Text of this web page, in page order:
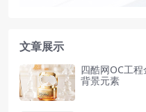
文章展示
四酷网OC工
背景元素